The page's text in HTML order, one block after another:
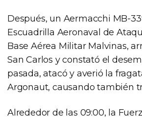
Después, un Aermacchi MB-
Escuadrilla Aeronaval de
Base Aérea Militar Malvinas,
San Carlos y constató el
pasada, atacó y averió la
Argonaut, causando también
Alrededor de las 09:00, la